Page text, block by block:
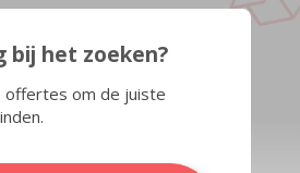
bij het zoeken?
offertes om de juiste